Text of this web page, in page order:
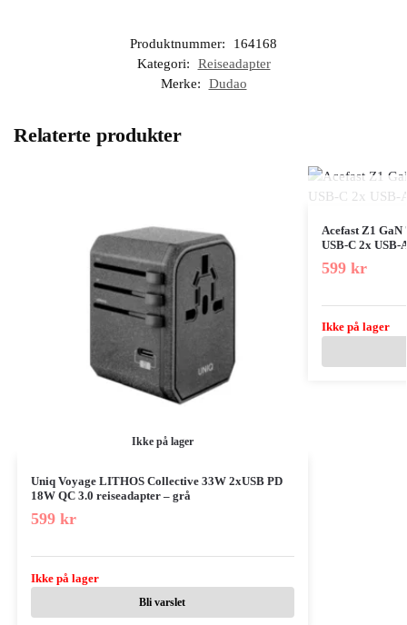
Produktnummer:
164168
Kategori:
Reiseadapter
Merke:
Dudao
Relaterte produkter
Ikke på lager
Uniq Voyage LITHOS Collective 33W 2xUSB PD
18W QC 3.0 reiseadapter – grå
599 kr
Ikke på lager
Bli varslet
Acefast Z1
USB-C 2x USB-
599 kr
Ikke på lager